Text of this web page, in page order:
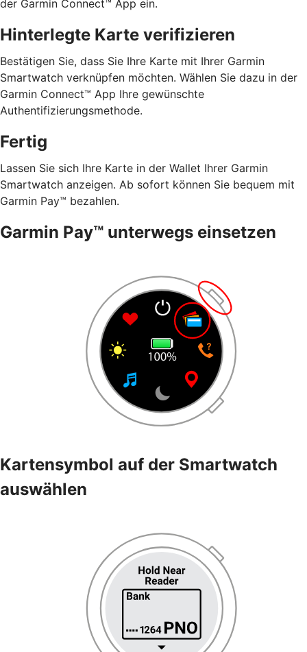
der Garmin Connect™ App ein.
Hinterlegte Karte verifizieren
Bestätigen Sie, dass Sie Ihre Karte mit Ihrer Garmin
Smartwatch verknüpfen möchten. Wählen Sie dazu in der
Garmin Connect™ App Ihre gewünschte
Authentifizierungsmethode.
Fertig
Lassen Sie sich Ihre Karte in der Wallet Ihrer Garmin
Smartwatch anzeigen. Ab sofort können Sie bequem mit
Garmin Pay™ bezahlen.
Garmin Pay™ unterwegs einsetzen
Kartensymbol auf der Smartwatch
auswählen